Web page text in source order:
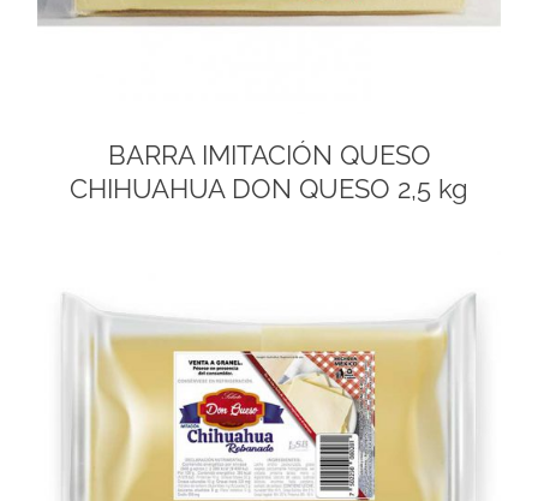
BARRA IMITACIÓN QUESO
CHIHUAHUA DON QUESO 2,5 kg